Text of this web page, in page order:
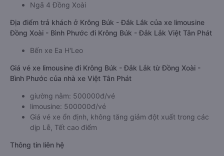
Ngã 4 Đồng Xoài
Địa điểm trả khách ở Krông Búk - Đắk Lắk của xe limousine
Đồng Xoài - Bình Phước đi Krông Búk - Đắk Lắk Việt Tân Phát
Bến xe Ea H'Leo
Giá vé xe limousine đi Krông Búk - Đắk Lắk từ Đồng Xoài -
Bình Phước của nhà xe Việt Tân Phát
giường nằm: 500000đ/vé
limousine: 500000đ/vé
Giá vé xe ổn định, không tăng giảm đột xuất trong các
dịp Lễ, Tết cao điểm
Thông tin liên hệ